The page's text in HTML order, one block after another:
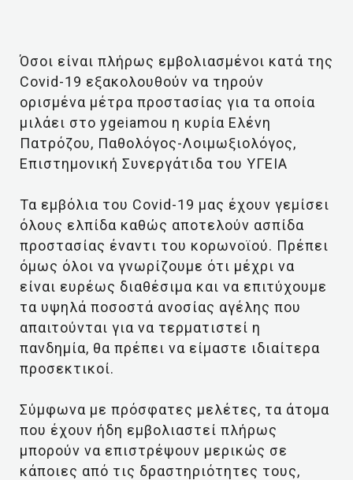
Όσοι είναι πλήρως εμβολιασμένοι κατά της
Covid-19 εξακολουθούν να τηρούν
ορισμένα μέτρα προστασίας για τα οποία
μιλάει στο ygeiamou η κυρία Ελένη
Πατρόζου, Παθολόγος-Λοιμωξιολόγος,
Επιστημονική Συνεργάτιδα του ΥΓΕΙΑ
Τα εμβόλια του Covid-19 μας έχουν γεμίσει
όλους ελπίδα καθώς αποτελούν ασπίδα
προστασίας έναντι του κορωνοϊού. Πρέπει
όμως όλοι να γνωρίζουμε ότι μέχρι να
είναι ευρέως διαθέσιμα και να επιτύχουμε
τα υψηλά ποσοστά ανοσίας αγέλης που
απαιτούνται για να τερματιστεί η
πανδημία, θα πρέπει να είμαστε ιδιαίτερα
προσεκτικοί.
Σύμφωνα με πρόσφατες μελέτες, τα άτομα
που έχουν ήδη εμβολιαστεί πλήρως
μπορούν να επιστρέψουν μερικώς σε
κάποιες από τις δραστηριότητες τους,